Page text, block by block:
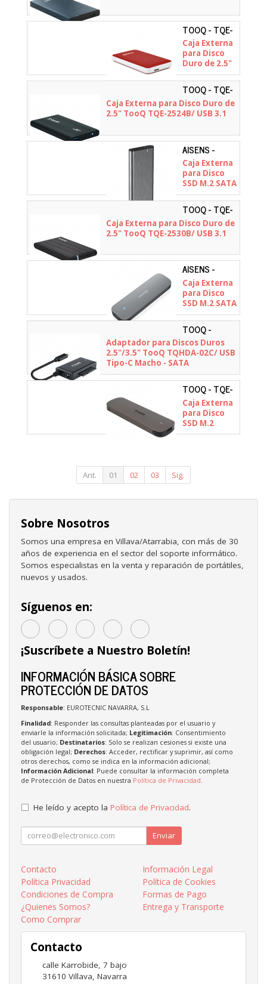
TOOQ - TQE-
2528R
Caja Externa
para Disco
Duro de 2.5"
TooQ TQE-
2528R/ USB
3.1/ Sin
tornillos
TOOQ - TQE-
2524B
Caja Externa para Disco Duro de
2.5" TooQ TQE-2524B/ USB 3.1
AISENS -
ASM2-
007GRY
Caja Externa
para Disco
SSD M.2 SATA
Aisens ASM2-
007GRY/ USB
3.1 Gen1/ Sin
Tornillos
TOOQ - TQE-
2530B
Caja Externa para Disco Duro de
2.5" TooQ TQE-2530B/ USB 3.1
AISENS -
ASM2-
006GRY
Caja Externa
para Disco
SSD M.2 SATA
Aisens ASM2-
006GRY/ USB
3.1/ Sin
tornillos
TOOQ -
TQHDA-02C
Adaptador para Discos Duros
2.5"/3.5" TooQ TQHDA-02C/ USB
Tipo-C Macho - SATA
TOOQ - TQE-
2202BR
Caja Externa
para Disco
SSD M.2
TooQ TQE-
Ant.
01 02 03 Sig.
Sobre Nosotros
Somos una empresa en Villava/Atarrabia, con más de 30
años de experiencia en el sector del soporte informático.
Somos especialistas en la venta y reparación de portátiles,
nuevos y usados.
Síguenos en:
¡Suscríbete a Nuestro Boletín!
INFORMACIÓN BÁSICA SOBRE
PROTECCIÓN DE DATOS
Responsable: EUROTECNIC NAVARRA, S.L
Finalidad: Responder las consultas planteadas por el usuario y
enviarle la información solicitada; Legitimación: Consentimiento
del usuario; Destinatarios: Solo se realizan cesiones si existe una
obligación legal; Derechos: Acceder, rectificar y suprimir, así como
otros derechos, como se indica en la información adicional;
Información Adicional: Puede consultar la información completa
de Protección de Datos en nuestra Política de Privacidad.
He leído y acepto la Política de Privacidad.
Enviar
Contacto
Información Legal
Política Privacidad
Política de Cookies
Condiciones de Compra
Formas de Pago
¿Quienes Somos?
Entrega y Transporte
Como Comprar
Contacto
calle Karrobide, 7 bajo
31610 Villava Navarra